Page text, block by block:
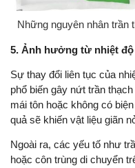
Những nguyên nhân trần
5. Ảnh hưởng từ nhiệt
Sự thay đổi liên tục của
phổ biến gây nứt trần
mái tôn hoặc không có
quả sẽ khiến vật liệu giãn
Ngoài ra, các yếu tố như
hoặc côn trùng di chuyển